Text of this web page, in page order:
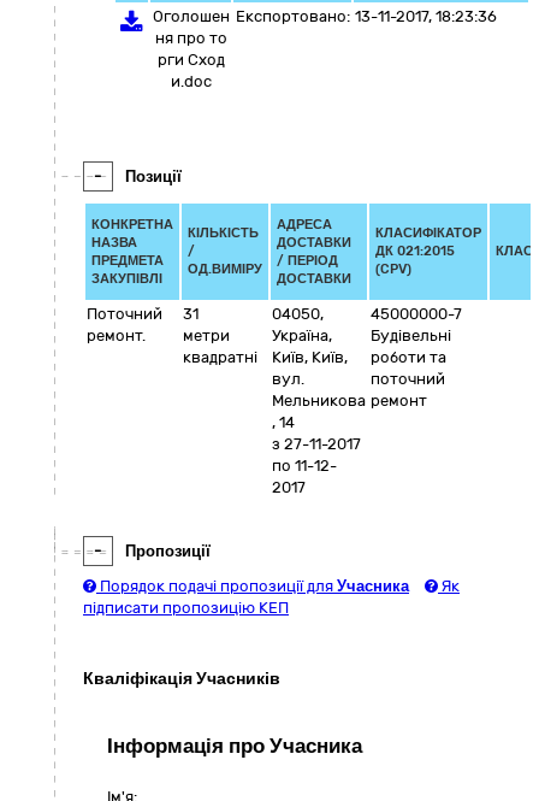
Оголошен
ня про то
рги Сход
и.doc
Експортовано: 13-11-2017, 18:23:36
- Позиції
КОНКРЕТНА
НАЗВА
ПРЕДМЕТА
ЗАКУПІВЛІ
КІЛЬКІСТЬ
/
ОД.ВИМІРУ
АДРЕСА
ДОСТАВКИ
/ ПЕРІОД
ДОСТАВКИ
КЛАСИФІКАТОР
ДК 021:2015
(CPV)
Поточний
ремонт.
31
метри
квадратні
04050,
Україна,
Київ, Київ,
вул.
Мельникова
, 14
з 27-11-2017
по 11-12-
2017
45000000-7
Будівельні
роботи та
поточний
ремонт
-
Пропозиції
Порядок подачі пропозиції для Учасника
Як
підписати пропозицію КЕП
Кваліфікація Учасників
Інформація про Учасника
Ім'я: